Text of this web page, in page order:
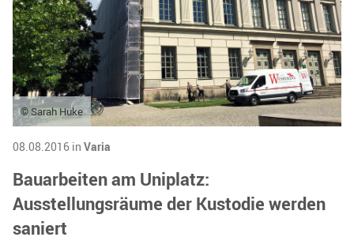
© Sarah Huke
08.08.2016 in Varia
Bauarbeiten am Uniplatz:
Ausstellungsräume der Kustodie werden
saniert